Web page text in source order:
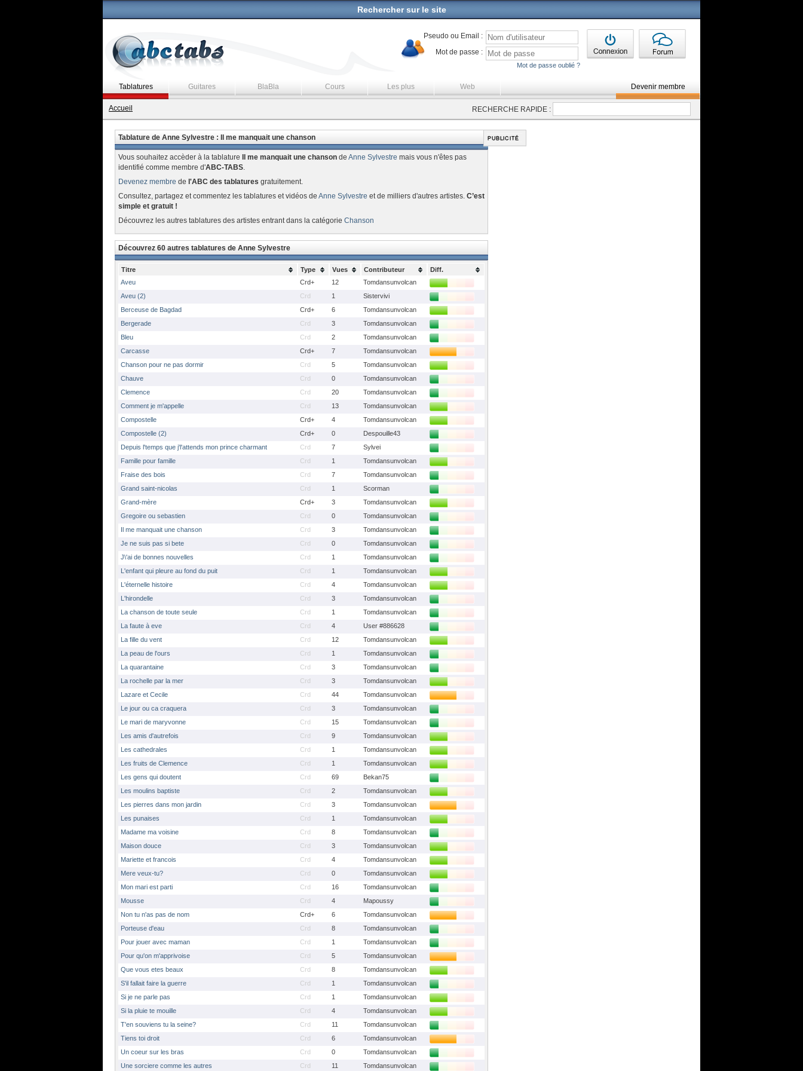
Rechercher sur le site
Pseudo ou Email :
Mot de passe :
Mot de passe oublié ?
Tablatures Guitares BlaBla Cours Les plus Web Devenir membre
Accueil RECHERCHE RAPIDE :
Tablature de Anne Sylvestre : Il me manquait une chanson
Vous souhaitez accèder à la tablature Il me manquait une chansonde Anne Sylvestre mais vous n'êtes pas
identifié comme membre d'ABC-TABS.
Devenez membre de l'ABC des tablatures gratuitement.
Consultez, partagez et commentez les tablatures et vidéos de Anne Sylvestre et de milliers d'autres artistes. C’est
simple et gratuit !
Découvrez les autres tablatures des artistes entrant dans la catégorie Chanson
Découvrez 60 autres tablatures de Anne Sylvestre
Titre Type Vues Contributeur
Diff.
Aveu
Crd+ 12
Tomdansunvolcan
Aveu (2)
Crd 1
Sistervivi
Berceuse de Bagdad
Crd+ 6
Tomdansunvolcan
Bergerade
Crd 3
Tomdansunvolcan
Bleu
Crd 2
Tomdansunvolcan
Carcasse
Crd+ 7
Tomdansunvolcan
Chanson pour ne pas dormir
Crd 5
Tomdansunvolcan
Chauve
Crd 0
Tomdansunvolcan
Clemence
Crd 20
Tomdansunvolcan
Comment je m'appelle
Crd 13
Tomdansunvolcan
Compostelle
Crd+ 4
Tomdansunvolcan
Compostelle (2)
Crd+ 0
Despouille43
Depuis l'temps que j'l'attends mon prince charmant
Crd 7
Sylvei
Famille pour famille
Crd 1
Tomdansunvolcan
Fraise des bois
Crd 7
Tomdansunvolcan
Grand saint-nicolas
Crd 1
Scorman
Grand-mère
Crd+ 3
Tomdansunvolcan
Gregoire ou sebastien
Crd 0
Tomdansunvolcan
Il me manquait une chanson
Crd 3
Tomdansunvolcan
Je ne suis pas si bete
Crd 0
Tomdansunvolcan
J\'ai de bonnes nouvelles
Crd 1
Tomdansunvolcan
L'enfant qui pleure au fond du puit
Crd 1
Tomdansunvolcan
L'éternelle histoire
Crd 4
Tomdansunvolcan
L'hirondelle
Crd 3
Tomdansunvolcan
La chanson de toute seule
Crd 1
Tomdansunvolcan
La faute à eve
Crd 4
User #886628
La fille du vent
Crd 12
Tomdansunvolcan
La peau de l'ours
Crd 1
Tomdansunvolcan
La quarantaine
Crd 3
Tomdansunvolcan
La rochelle par la mer
Crd 3
Tomdansunvolcan
Lazare et Cecile
Crd 44
Tomdansunvolcan
Le jour ou ca craquera
Crd 3
Tomdansunvolcan
Le mari de maryvonne
Crd 15
Tomdansunvolcan
Les amis d'autrefois
Crd 9
Tomdansunvolcan
Les cathedrales
Crd 1
Tomdansunvolcan
Les fruits de Clemence
Crd 1
Tomdansunvolcan
Les gens qui doutent
Crd 69
Bekan75
Les moulins baptiste
Crd 2
Tomdansunvolcan
Les pierres dans mon jardin
Crd 3
Tomdansunvolcan
Les punaises
Crd 1
Tomdansunvolcan
Madame ma voisine
Crd 8
Tomdansunvolcan
Maison douce
Crd 3
Tomdansunvolcan
Mariette et francois
Crd 4
Tomdansunvolcan
Mere veux-tu?
Crd 0
Tomdansunvolcan
Mon mari est parti
Crd 16
Tomdansunvolcan
Mousse
Crd 4
Mapoussy
Non tu n'as pas de nom
Crd+ 6
Tomdansunvolcan
Porteuse d'eau
Crd 8
Tomdansunvolcan
Pour jouer avec maman
Crd 1
Tomdansunvolcan
Pour qu'on m'apprivoise
Crd 5
Tomdansunvolcan
Que vous etes beaux
Crd 8
Tomdansunvolcan
S'il fallait faire la guerre
Crd 1
Tomdansunvolcan
Si je ne parle pas
Crd 1
Tomdansunvolcan
Si la pluie te mouille
Crd 4
Tomdansunvolcan
T'en souviens tu la seine?
Crd 11
Tomdansunvolcan
Tiens toi droit
Crd 6
Tomdansunvolcan
Un coeur sur les bras
Crd 0
Tomdansunvolcan
Une sorciere comme les autres
Crd 11 Tomdansunvolcan